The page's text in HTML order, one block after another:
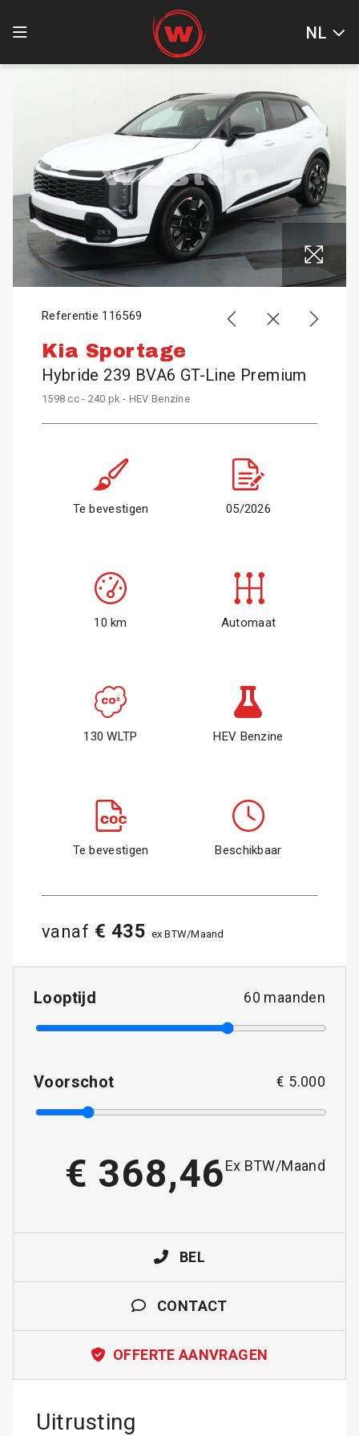
NL
Referentie 116569
Kia Sportage
Hybride 239 BVA6 GT-Line Premium
1598 cc - 240 pk - HEV Benzine
Te bevestigen 05/2026
10 km Automaat
130 WLTP HEV Benzine
Te bevestigen Beschikbaar
vanaf € 435 ex BTW/Maand
Looptijd 60 maanden
Voorschot € 5.000
€ 368,46Ex BTW/Maand
BEL
CONTACT
OFFERTE AANVRAGEN
Uitrusting